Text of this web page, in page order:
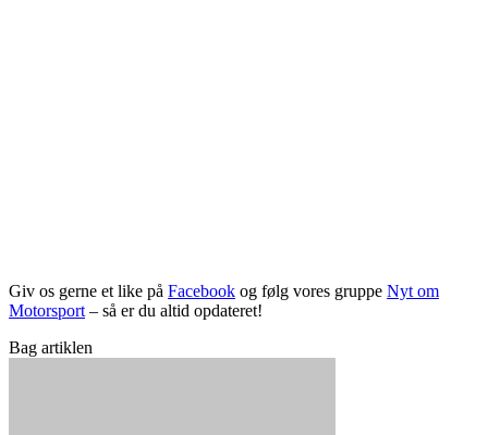
Giv os gerne et like på Facebook og følg vores gruppe Nyt om
Motorsport– så er du altid opdateret!
Bag artiklen